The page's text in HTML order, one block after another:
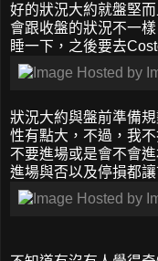
好的狀況大約就盤堅
會跟收盤的狀況不一
睡一下，之後要去
狀況大約與盤前準備
性有點大，不過，我
不要進場或是會不會
進場與否以及停損都讓